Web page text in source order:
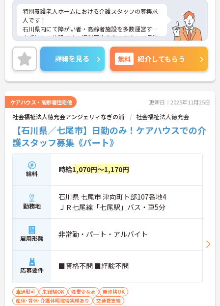
特別養護老人ホームにおける介護スタッフの募集求
人です！
石川県内にて障がい者・高齢者施設を多数運営する
大手法人の施設です！福利厚生充実で安定して長期
で働けます！
ご興味ある方には、面接のポイントなど、さらに詳
細をお話致しますのでお気軽にご相談ください。
詳細を見る 無料 紹介してもらう
ケアハウス・高齢者住宅他 更新日：2025年11月25日
社会福祉法人徳充会アンジェリィなぎの浦 社会福祉法人徳充会
【石川県／七尾市】日勤のみ！ケアハウスでの介
護スタッフ募集《パート》
給料 時給1,070円～1,170円
勤務地
石川県 七尾市 津向町ト部107番地4
ＪＲ七尾線「七尾駅」バス・車5分
雇用形態 非常勤・パート・アルバイト
応募要件 ■資格不問 ■経験不問
車通勤可 未経験OK 残業少なめ
無資格OK
産休･育休･介護休暇取得実績あり
交通費支給